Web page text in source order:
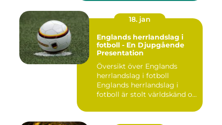
18. jan
Englands herrlandslag i
fotboll - En Djupgående
Presentation
Översikt över Englands
herrlandslag i fotboll
Englands herrlandslag i
fotboll är stolt världskänd o...